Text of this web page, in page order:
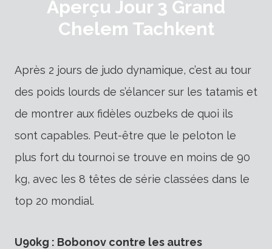
Aperçu Jour 3 Grand
Chelem Tachkent
Après 2 jours de judo dynamique, c’est au tour
des poids lourds de s’élancer sur les tatamis et
de montrer aux fidèles ouzbeks de quoi ils
sont capables. Peut-être que le peloton le
plus fort du tournoi se trouve en moins de 90
kg, avec les 8 têtes de série classées dans le
top 20 mondial.
U90kg : Bobonov contre les autres